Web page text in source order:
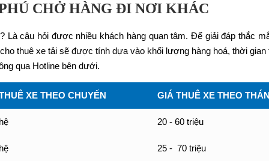
CHỞ HÀNG ĐI NƠI KHÁC
Là câu hỏi được nhiều khách hàng quan tâm. Để giải đáp thắc
thuê xe tải sẽ được tính dựa vào khối lượng hàng hoá, thời
qua Hotline bên dưới.
XE THEO CHUYẾN GIÁ THUÊ XE THEO
20 - 60 triệu
25 - 70 triệu